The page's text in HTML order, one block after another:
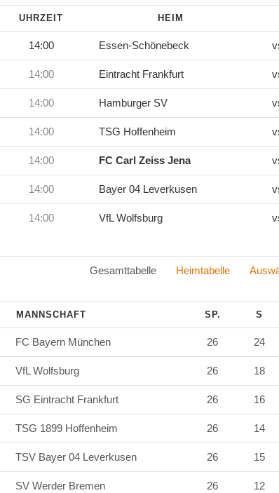
UHRZEIT HEIM
14:00 Essen-Schönebeck
14:00 Eintracht Frankfurt
14:00 Hamburger SV
14:00 TSG Hoffenheim
14:00 FC Carl Zeiss Jena
14:00 Bayer 04 Leverkusen
14:00 VfL Wolfsburg
Gesamttabelle Heimtabelle
MANNSCHAFT SP. S
FC Bayern München 26 24
VfL Wolfsburg 26 18
SG Eintracht Frankfurt 26 16
TSG 1899 Hoffenheim 26 14
TSV Bayer 04 Leverkusen 26 15
SV Werder Bremen 26 12